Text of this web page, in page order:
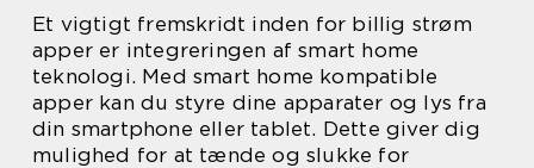
Et vigtigt fremskridt inden for billig strøm
apper er integreringen af smart home
teknologi. Med smart home kompatible
apper kan du styre dine apparater og lys fra
din smartphone eller tablet. Dette giver dig
mulighed for at tænde og slukke for